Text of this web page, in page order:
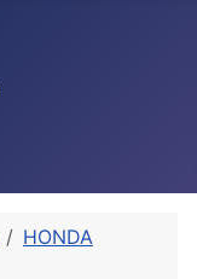
HONDA